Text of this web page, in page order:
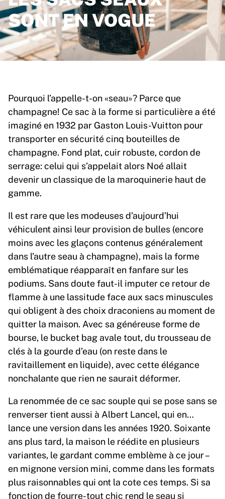
SONT EN VOGUE
Pourquoi l’appelle-t-on «seau»? Parce que
champagne! Ce sac à la forme si particulière a été
imaginé en 1932 par Gaston Louis-Vuitton pour
transporter en sécurité cinq bouteilles de
champagne. Fond plat, cuir robuste, cordon de
serrage: celui qui s’appelait alors Noé allait
devenir un classique de la maroquinerie haut de
gamme.
Il est rare que les modeuses d’aujourd’hui
véhiculent ainsi leur provision de bulles (encore
moins avec les glaçons contenus généralement
dans l’autre seau à champagne), mais la forme
emblématique réapparaît en fanfare sur les
podiums. Sans doute faut-il imputer ce retour de
flamme à une lassitude face aux sacs minuscules
qui obligent à des choix draconiens au moment de
quitter la maison. Avec sa généreuse forme de
bourse, le bucket bag avale tout, du trousseau de
clés à la gourde d’eau (on reste dans le
ravitaillement en liquide), avec cette élégance
nonchalante que rien ne saurait déformer.
La renommée de ce sac souple qui se pose sans se
renverser tient aussi à Albert Lancel, qui en…
lance une version dans les années 1920. Soixante
ans plus tard, la maison le réédite en plusieurs
variantes, le gardant comme emblème à ce jour –
en mignone version mini, comme dans les formats
plus raisonnables qui ont la cote ces temps. Si sa
fonction de fourre-tout chic rend le seau si